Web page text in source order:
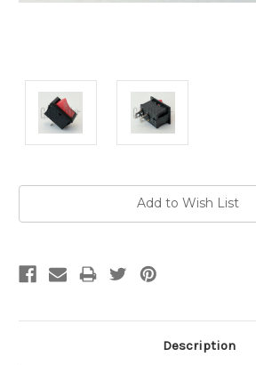
Add to Wish List
Description